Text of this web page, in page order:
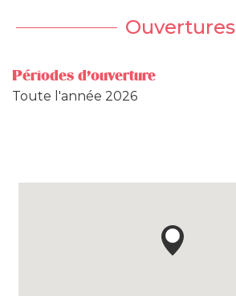
Ouvertures
Périodes d'ouverture
Toute l'année 2026